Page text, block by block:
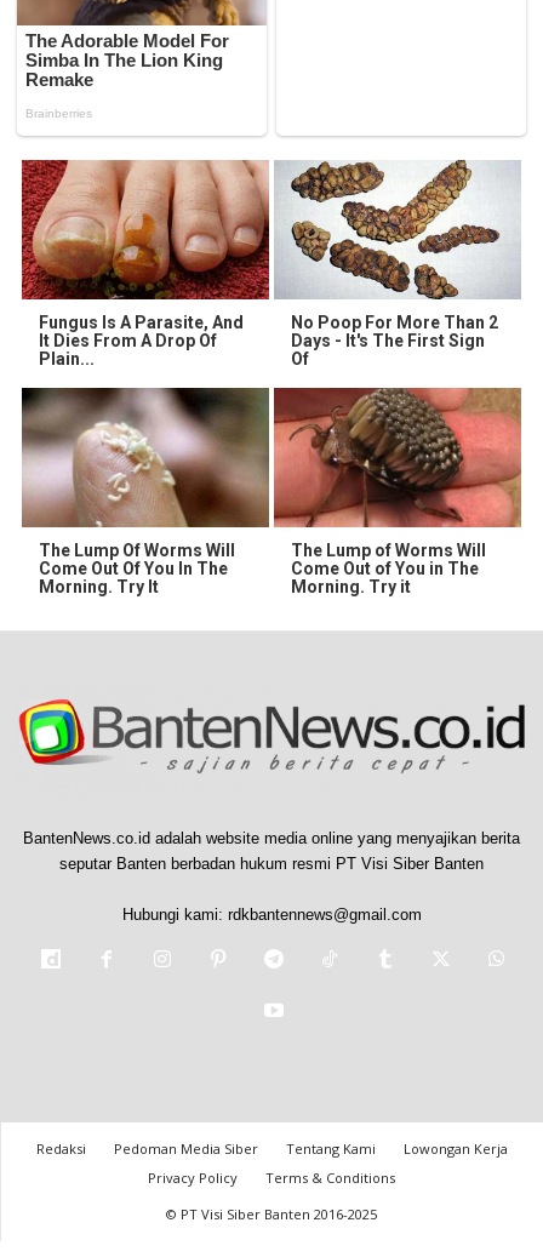
Fungus Is A Parasite, And
It Dies From A Drop Of
Plain...
No Poop For More Than 2
Days - It's The First Sign
Of
The Lump Of Worms Will
Come Out Of You In The
Morning. Try It
The Lump of Worms Will
Come Out of You in The
Morning. Try it
BantenNews.co.id adalah website media online yang menyajikan berita
seputar Banten berbadan hukum resmi PT Visi Siber Banten
Hubungi kami: rdkbantennews@gmail.com
Redaksi Pedoman Media Siber Tentang Kami
Lowongan Kerja
Privacy Policy
Terms & Conditions
© PT Visi Siber Banten 2016-2025